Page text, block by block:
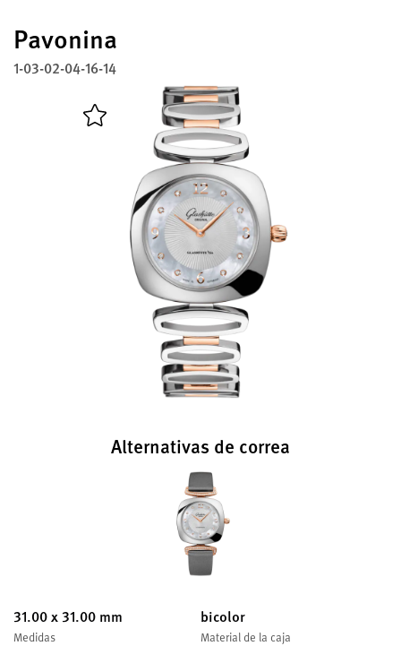
Pavonina
1-03-02-04-16-14
Alternativas de correa
31.00 x 31.00 mm
Medidas
bicolor
Material de la caja